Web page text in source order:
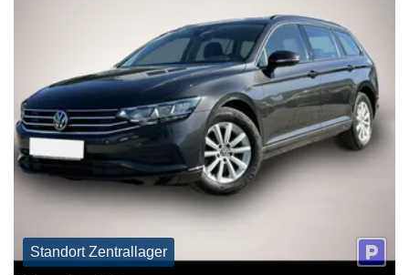
Standort Zentrallager